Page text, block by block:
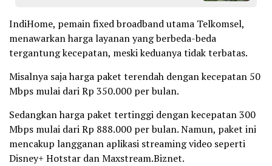
IndiHome, pemain fixed broadband utama Telkomsel,
menawarkan harga layanan yang berbeda-beda
tergantung kecepatan, meski keduanya tidak terbatas.
Misalnya saja harga paket terendah dengan kecepatan 50
Mbps mulai dari Rp 350.000 per bulan.
Sedangkan harga paket tertinggi dengan kecepatan 300
Mbps mulai dari Rp 888.000 per bulan. Namun, paket ini
mencakup langganan aplikasi streaming video seperti
Disney+ Hotstar dan Maxstream.Biznet.